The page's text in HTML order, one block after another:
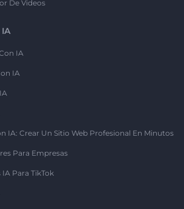
De Videos
IA
IA
IA: Crear Un Sitio Web Profesional En Minutos
Para Empresas
Para TikTok